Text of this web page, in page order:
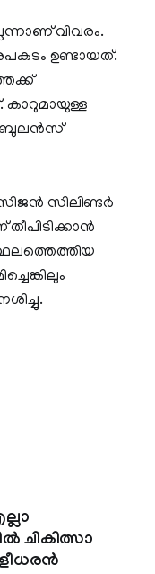
വിവരം.
ഉണ്ടായത്.
സിലിണ്ടര്‍
ചികിത്സാ